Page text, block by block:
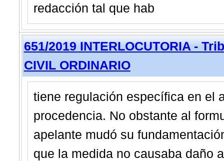
redacción tal que hab
651/2019 INTERLOCUTORIA -
CIVIL ORDINARIO
tiene regulación específica en el
procedencia. No obstante al
apelante mudó su
que la medida no causaba daño